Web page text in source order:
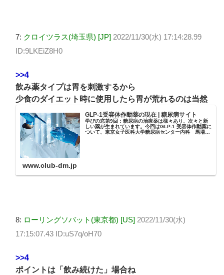
7: クロイツラス(埼玉県) [JP] 2022/11/30(水) 17:14:28.99
ID:9LKEiZ8H0
>>4
飲み薬タイプは胃を刺激するから
少食のダイエット時に使用したら胃が荒れるのは当然
GLP-1受容体作動薬の現在 | 糖尿病サイト
学びの窓第9回：糖尿病の治療薬は様々あり、次々と新
しい薬が生まれています。今回はGLP-1 受容体作動薬に
ついて、東京女子医科大学糖尿病センター内科 馬場園
www.club-dm.jp
8: ローリングソバット(東京都) [US] 2022/11/30(水)
17:15:07.43 ID:uS7q/oH70
>>4
ポイントは「飲み続けた」場合ね